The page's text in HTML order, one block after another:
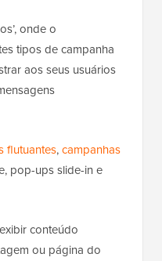
onde o
tipos de campanha
aos seus usuários
flutuantes,campanhas
pop-ups slide-in e
conteúdo
ou página do